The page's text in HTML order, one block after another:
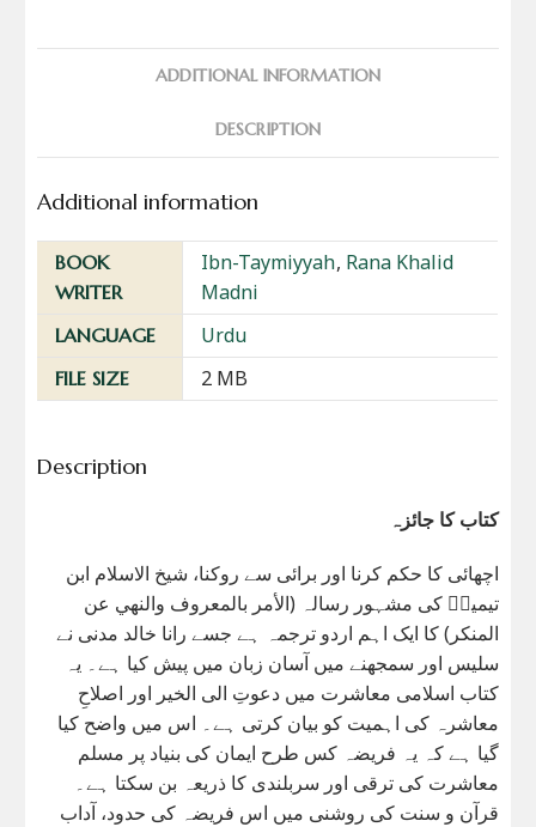
ADDITIONAL INFORMATION
DESCRIPTION
Additional information
BOOK
WRITER
Ibn-Taymiyyah, Rana Khalid
Madni
LANGUAGE Urdu
FILE SIZE 2 MB
Description
کتاب کا جائزہ
اچھائی کا حکم کرنا اور برائی سے روکنا، شیخ الاسلام ابن
تیمیہؒ کی مشہور رسالہ (الأمر بالمعروف والنهي عن
المنكر) کا ایک اہم اردو ترجمہ ہے جسے رانا خالد مدنی نے
سلیس اور سمجھنے میں آسان زبان میں پیش کیا ہے۔ یہ
کتاب اسلامی معاشرت میں دعوتِ الی الخیر اور اصلاحِ
معاشرہ کی اہمیت کو بیان کرتی ہے۔ اس میں واضح کیا
گیا ہے کہ یہ فریضہ کس طرح ایمان کی بنیاد پر مسلم
معاشرت کی ترقی اور سربلندی کا ذریعہ بن سکتا ہے۔
قرآن و سنت کی روشنی میں اس فریضہ کی حدود، آداب